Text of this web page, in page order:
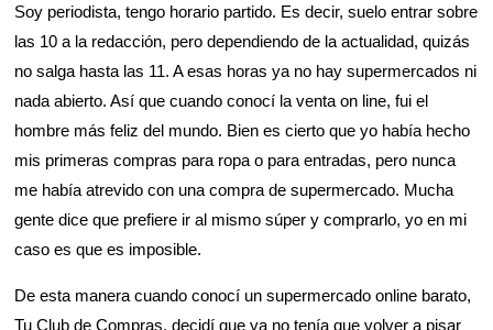
Soy periodista, tengo horario partido. Es decir, suelo entrar sobre
las 10 a la redacción, pero dependiendo de la actualidad, quizás
no salga hasta las 11. A esas horas ya no hay supermercados ni
nada abierto. Así que cuando conocí la venta on line, fui el
hombre más feliz del mundo. Bien es cierto que yo había hecho
mis primeras compras para ropa o para entradas, pero nunca
me había atrevido con una compra de supermercado. Mucha
gente dice que prefiere ir al mismo súper y comprarlo, yo en mi
caso es que es imposible.
De esta manera cuando conocí un supermercado online barato,
Tu Club de Compras, decidí que ya no tenía que volver a pisar